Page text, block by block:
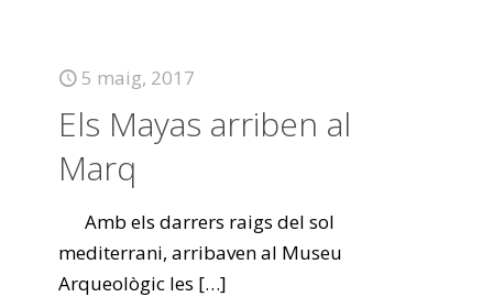
5 maig, 2017
Els Mayas arriben al
Marq
Amb els darrers raigs del sol
mediterrani, arribaven al Museu
Arqueològic les […]